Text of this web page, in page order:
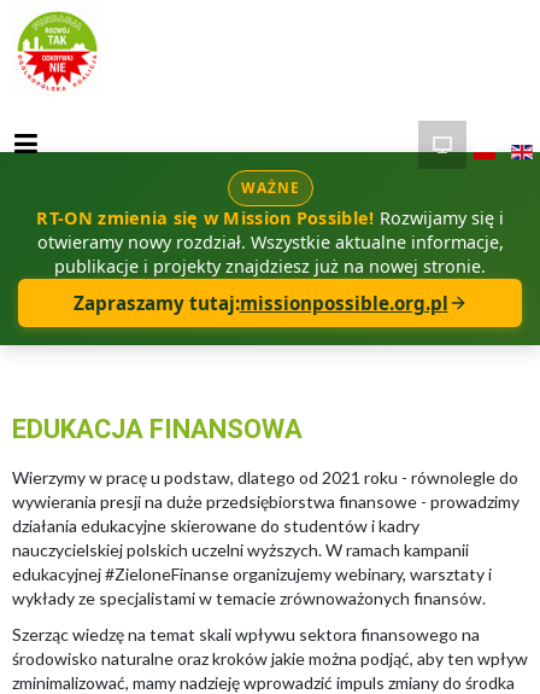
WAŻNE
RT-ON zmienia się w Mission Possible! Rozwijamy się i
otwieramy nowy rozdział. Wszystkie aktualne informacje,
publikacje i projekty znajdziesz już na nowej stronie.
Zapraszamy tutaj:missionpossible.org.pl
EDUKACJA FINANSOWA
Wierzymy w pracę u podstaw, dlatego od 2021 roku - równolegle do
wywierania presji na duże przedsiębiorstwa finansowe - prowadzimy
działania edukacyjne skierowane do studentów i kadry
nauczycielskiej polskich uczelni wyższych. W ramach kampanii
edukacyjnej #ZieloneFinanse organizujemy webinary, warsztaty i
wykłady ze specjalistami w temacie zrównoważonych finansów.
Szerząc wiedzę na temat skali wpływu sektora finansowego na
środowisko naturalne oraz kroków jakie można podjąć, aby ten wpływ
zminimalizować, mamy nadzieję wprowadzić impuls zmiany do środka